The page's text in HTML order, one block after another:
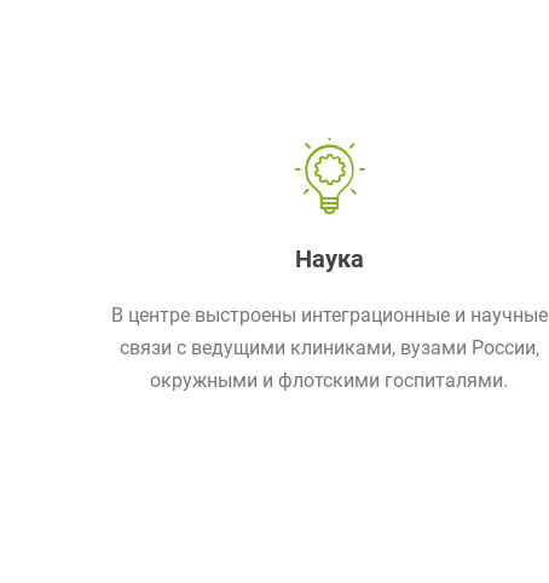
Наука
В центре выстроены интеграционные и научные
связи с ведущими клиниками, вузами России,
окружными и флотскими госпиталями.